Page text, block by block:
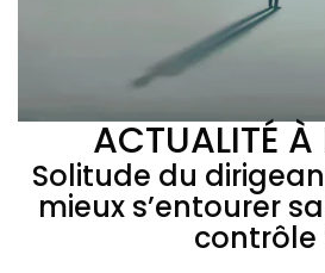
ACTUALITÉ À
Solitude du
mieux s’entourer
contrôle